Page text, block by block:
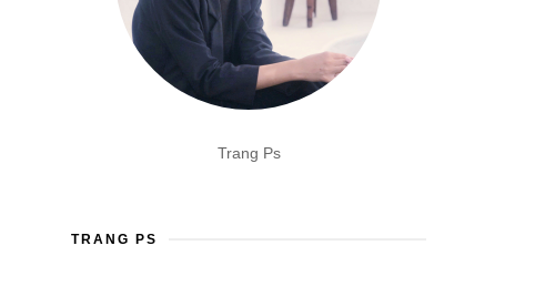
Trang Ps
TRANG PS